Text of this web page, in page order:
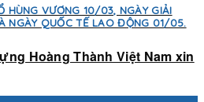
HÙNG VƯƠNG 10/03, NGÀY GIẢI
NGÀY QUỐC TẾ LAO ĐỘNG 01/05.
Hoàng Thành Việt Nam xin